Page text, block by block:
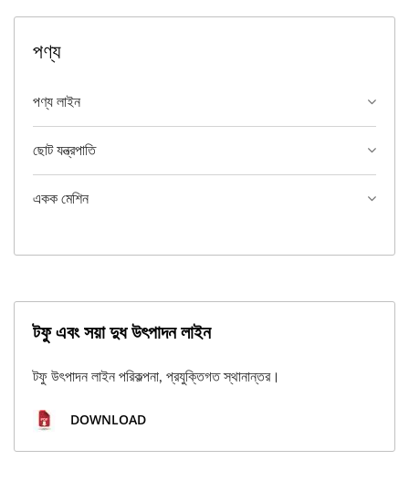
পণ্য
পণ্য লাইন
ছোট যন্ত্রপাতি
একক মেশিন
টফু এবং সয়া দুধ উৎপাদন লাইন
টফু উৎপাদন লাইন পরিকল্পনা, প্রযুক্তিগত স্থানান্তর।
DOWNLOAD